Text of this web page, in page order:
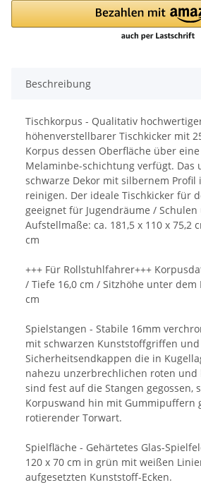
Beschreibung
Tischkorpus - Qualitativ
höhenverstellbarer Tischkicker mit
Korpus dessen Oberfläche über
Melaminbe-schichtung verfügt. Das
schwarze Dekor mit silbernem Profil
reinigen. Der ideale Tischkicker für
geeignet für Jugendräume /
Aufstellmaße: ca. 181,5 x 110 x 75,2
cm
+++ Für Rollstuhlfahrer+++
/ Tiefe 16,0 cm / Sitzhöhe unter dem
cm
Spielstangen - Stabile 16mm
mit schwarzen Kunststoffgriffen und
Sicherheitsendkappen die in
nahezu unzerbrechlichen roten und
sind fest auf die Stangen gegossen,
Korpuswand hin mit Gummipuffern
rotierender Torwart.
Spielfläche - Gehärtetes Glas-
120 x 70 cm in grün mit weißen
aufgesetzten Kunststoff-Ecken.